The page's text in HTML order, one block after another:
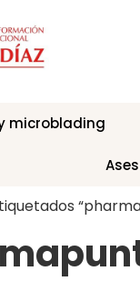
microblading